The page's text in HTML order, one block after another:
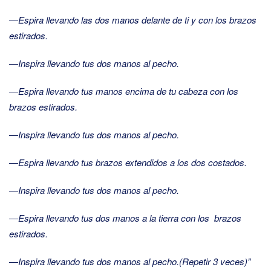
―Espira llevando las dos manos delante de ti y con los brazos
estirados.
―Inspira llevando tus dos manos al pecho.
―Espira llevando tus manos encima de tu cabeza con los
brazos estirados.
―Inspira llevando tus dos manos al pecho.
―Espira llevando tus brazos extendidos a los dos costados.
―Inspira llevando tus dos manos al pecho.
―Espira llevando tus dos manos a la tierra con los brazos
estirados.
―Inspira llevando tus dos manos al pecho.(Repetir 3 veces)”